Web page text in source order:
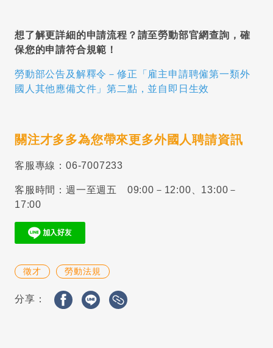
想了解更詳細的申請流程？請至勞動部官網查詢，確
保您的申請符合規範！
勞動部公告及解釋令－修正「雇主申請聘僱第一類外
國人其他應備文件」第二點，並自即日生效
關注才多多為您帶來更多外國人聘請資訊
客服專線：06-7007233
客服時間：週一至週五 09:00－12:00、13:00－
17:00
徵才 勞動法規
分享：